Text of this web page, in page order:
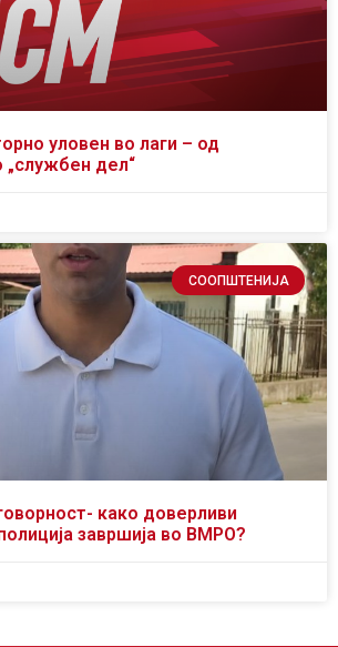
уловен во лаги – од
„службен дел“
СООПШТЕНИЈА
како доверливи
завршија во ВМРО?